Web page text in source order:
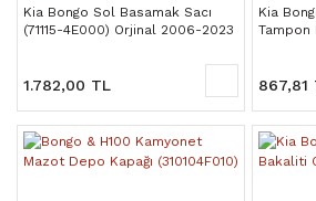
Kia Bongo Sol Basamak Sacı
(71115-4E000) Orjinal 2006-2023
1.782,00 TL
Kia
Tampon
867,81